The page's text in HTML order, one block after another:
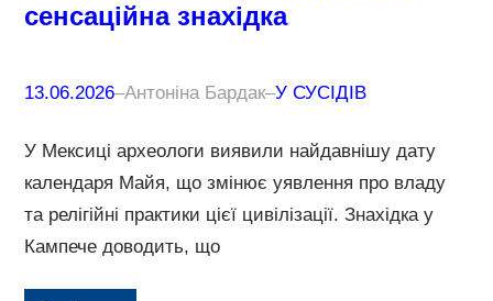
сенсаційна знахідка
13.06.2026–Антоніна Бардак–У СУСІДІВ
У Мексиці археологи виявили найдавнішу дату
календаря Майя, що змінює уявлення про владу
та релігійні практики цієї цивілізації. Знахідка у
Кампече доводить, що